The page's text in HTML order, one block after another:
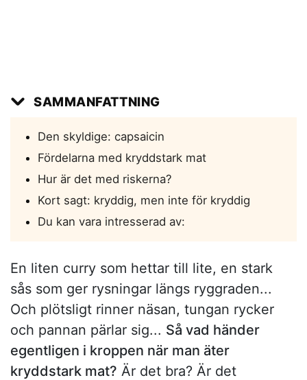
SAMMANFATTNING
Den skyldige: capsaicin
Fördelarna med kryddstark mat
Hur är det med riskerna?
Kort sagt: kryddig, men inte för kryddig
Du kan vara intresserad av:
En liten curry som hettar till lite, en stark
sås som ger rysningar längs ryggraden...
Och plötsligt rinner näsan, tungan rycker
och pannan pärlar sig... Så vad händer
egentligen i kroppen när man äter
kryddstark mat? Är det bra? Är det